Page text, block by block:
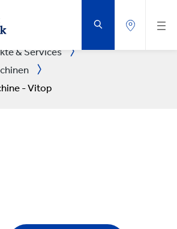
& Services
- Vitop